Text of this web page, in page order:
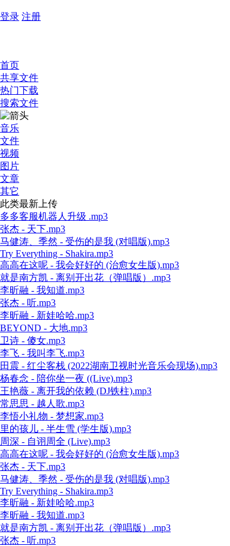
登录 注册
首页
共享文件
热门下载
搜索文件
音乐
文件
视频
图片
文章
其它
此类最新上传
多多客服机器人升级 .mp3
张杰 - 天下.mp3
马健涛、季然 - 受伤的是我 (对唱版).mp3
Try Everything - Shakira.mp3
高高在这呢 - 我会好好的 (治愈女生版).mp3
就是南方凯 - 离别开出花（弹唱版）.mp3
李昕融 - 我知道.mp3
张杰 - 听.mp3
李昕融 - 新娃哈哈.mp3
BEYOND - 大地.mp3
卫诗 - 傻女.mp3
李飞 - 我叫李飞.mp3
田震 - 红尘客栈 (2022湖南卫视时光音乐会现场).mp3
杨春念 - 陪你坐一夜 ((Live).mp3
王艳薇 - 离开我的依赖 (DJ铁柱).mp3
常思思 - 越人歌.mp3
李悟小礼物 - 梦想家.mp3
里的孩儿 - 半生雪 (学生版).mp3
周深 - 自诩周全 (Live).mp3
高高在这呢 - 我会好好的 (治愈女生版).mp3
张杰 - 天下.mp3
马健涛、季然 - 受伤的是我 (对唱版).mp3
Try Everything - Shakira.mp3
李昕融 - 新娃哈哈.mp3
李昕融 - 我知道.mp3
就是南方凯 - 离别开出花（弹唱版）.mp3
张杰 - 听.mp3